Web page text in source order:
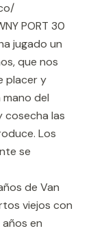
PORT 30
jugado un
que nos
placer y
del
cosecha las
Los
se
de Van
viejos con
en